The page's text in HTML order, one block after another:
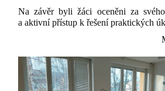
Na závěr byli žáci oceněni za
a aktivní přístup k řešení praktických